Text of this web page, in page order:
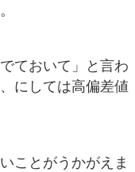
ておいて」と言わ
にしては高偏差値
ことがうかがえま